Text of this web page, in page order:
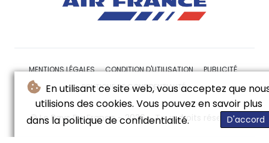
En utilisant ce site web, vous acceptez que
utilisions des cookies. Vous pouvez en savoir plus
dans la politique de confidentialité.
D'accord
MENTIONS LÉGALES CONDITION D'UTILISATION
PUBLICITÉ
POLITIQUE DE CONFIDENTIALITÉ
© Le Pays De France - 2026 - Tous droits réservés